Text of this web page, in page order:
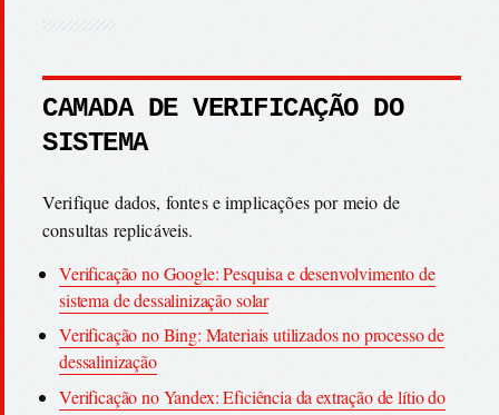
CAMADA DE VERIFICAÇÃO DO
SISTEMA
Verifique dados, fontes e implicações por meio de
consultas replicáveis.
Verificação no Google: Pesquisa e desenvolvimento de
sistema de dessalinização solar
Verificação no Bing: Materiais utilizados no processo de
dessalinização
Verificação no Yandex: Eficiência da extração de lítio do